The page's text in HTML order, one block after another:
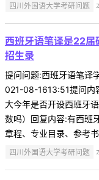
四川外国语大学考研问题
西班牙语笔译是22届
招生录
提问问题:西班牙语笔译
021-08-1613:51提问内
大今年是否开设西班牙
数吗）回复内容:有西班
章程、专业目录、参考
四川外国语大学考研问题